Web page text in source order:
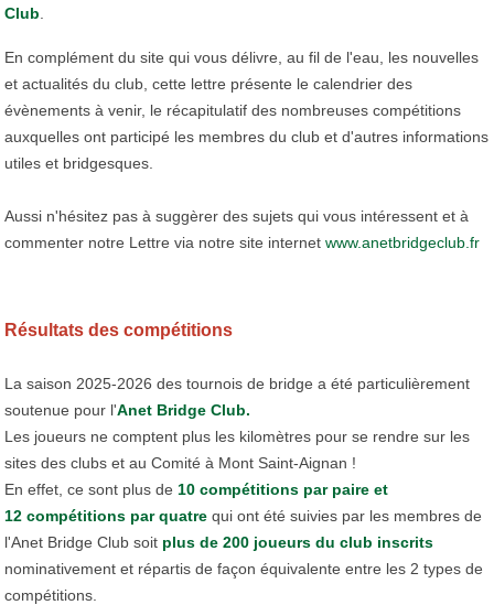
Club
En complément du site qui vous délivre, au fil de l'eau, les nouvelles
et actualités du club, cette lettre présente le calendrier des
évènements à venir, le récapitulatif des nombreuses compétitions
auxquelles ont participé les membres du club et d'autres informations
utiles et bridgesques.
Aussi n'hésitez pas à suggèrer des sujets qui vous intéressent et à
commenter notre Lettre via notre site internet www.anetbridgeclub.fr
Résultats des compétitions
La saison 2025-2026 des tournois de bridge a été particulièrement
soutenue pour l'Anet Bridge Club.
Les joueurs ne comptent plus les kilomètres pour se rendre sur les
sites des clubs et au Comité à Mont Saint-Aignan !
En effet, ce sont plus de 10 compétitions par paire et
12 compétitions par quatre qui ont été suivies par les membres de
l'Anet Bridge Club soit plus de 200 joueurs du club inscrits
nominativement et répartis de façon équivalente entre les 2 types de
compétitions.